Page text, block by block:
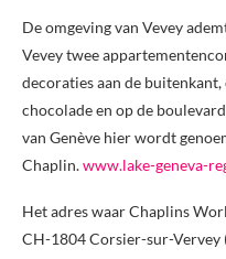
De omgeving van Vevey
Vevey twee
decoraties aan de
chocolade en op de
van Genève hier wordt
Chaplin.www.lake-geneva-
Het adres waar Chaplins
CH-1804 Corsier-sur-